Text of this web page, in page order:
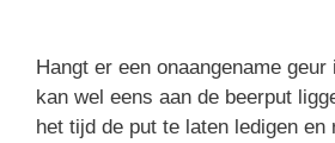
Hangt er een onaangename
kan wel eens aan de beerput
het tijd de put te laten ledigen en